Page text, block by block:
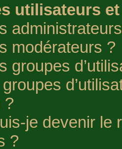
utilisateurs
modérateurs ?
groupes
?
je devenir le
?